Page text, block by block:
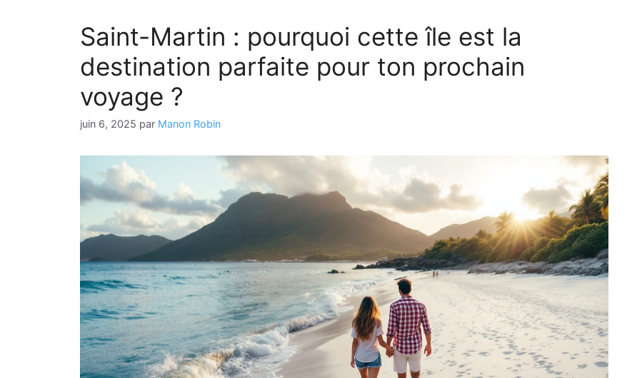
Saint-Martin : pourquoi cette île est la
destination parfaite pour ton prochain
voyage ?
juin 6, 2025 par Manon Robin